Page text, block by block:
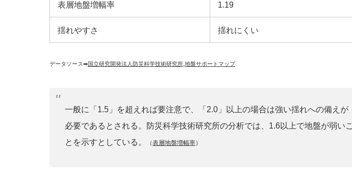
表層地盤増幅率 1.19
揺れやすさ 揺れにくい
データソース➡︎国立研究開発法人防災科学技術研究所 地盤サポートマップ
一般に「1.5」を超えれば要注意で、「2.0」以上の場合は強い揺れへの備えが
必要であるとされる。防災科学技術研究所の分析では、1.6以上で地盤が弱いこ
とを示すとしている。
（表層地盤増幅率）